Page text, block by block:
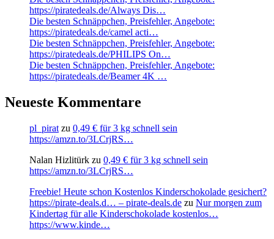
https://piratedeals.de/Always Dis…
Die besten Schnäppchen, Preisfehler, Angebote:
https://piratedeals.de/camel acti…
Die besten Schnäppchen, Preisfehler, Angebote:
https://piratedeals.de/PHILIPS On…
Die besten Schnäppchen, Preisfehler, Angebote:
https://piratedeals.de/Beamer 4K …
Neueste Kommentare
pl_pirat zu 0,49 € für 3 kg schnell sein
https://amzn.to/3LCrjRS…
Nalan Hizlitürk zu 0,49 € für 3 kg schnell sein
https://amzn.to/3LCrjRS…
Freebie! Heute schon Kostenlos Kinderschokolade gesichert?
https://pirate-deals.d… – pirate-deals.de zu Nur morgen zum
Kindertag für alle Kinderschokolade kostenlos…
https://www.kinde…